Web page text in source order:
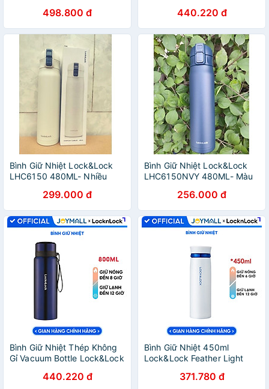
quai xách inox, giữ nhiệt 24h
- JoyMall
498.800 đ
(800ML) - Màu
440.220 đ
Bình Giữ Nhiệt Lock&Lock
LHC6150 480ML- Nhiều
299.000 đ
Bình Giữ Nhiệt Lock&Lock
LHC6150NVY 480ML- Màu
Không Gỉ256.000 đ
Bình Giữ Nhiệt Thép Không
Gỉ Vacuum Bottle Lock&Lock
440.220 đ
Bình Giữ Nhiệt 450ml
Lock&Lock Feather Light
LHC4131WB, Hàng chính
371.780 đ